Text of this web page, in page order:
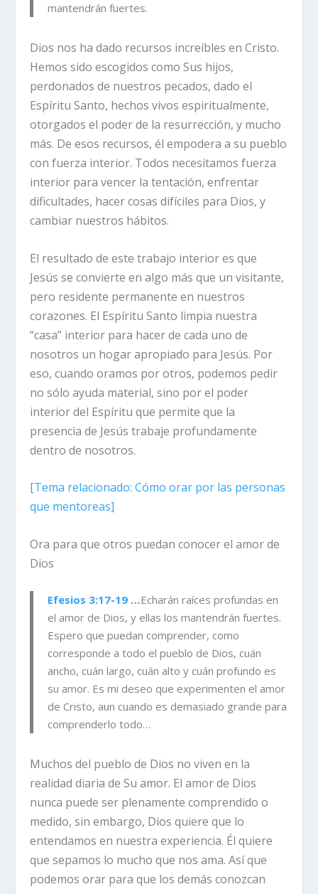
mantendrán fuertes.
Dios nos ha dado recursos increíbles en Cristo.
Hemos sido escogidos como Sus hijos,
perdonados de nuestros pecados, dado el
Espíritu Santo, hechos vivos espiritualmente,
otorgados el poder de la resurrección, y mucho
más. De esos recursos, él empodera a su pueblo
con fuerza interior. Todos necesitamos fuerza
interior para vencer la tentación, enfrentar
dificultades, hacer cosas difíciles para Dios, y
cambiar nuestros hábitos.
El resultado de este trabajo interior es que
Jesús se convierte en algo más que un visitante,
pero residente permanente en nuestros
corazones. El Espíritu Santo limpia nuestra
“casa” interior para hacer de cada uno de
nosotros un hogar apropiado para Jesús. Por
eso, cuando oramos por otros, podemos pedir
no sólo ayuda material, sino por el poder
interior del Espíritu que permite que la
presencia de Jesús trabaje profundamente
dentro de nosotros.
[Tema relacionado: Cómo orar por las personas
que mentoreas]
Ora para que otros puedan conocer el amor de
Dios
Efesios 3:17-19 …Echarán raíces profundas en
el amor de Dios, y ellas los mantendrán fuertes.
Espero que puedan comprender, como
corresponde a todo el pueblo de Dios, cuán
ancho, cuán largo, cuán alto y cuán profundo es
su amor. Es mi deseo que experimenten el amor
de Cristo, aun cuando es demasiado grande para
comprenderlo todo…
Muchos del pueblo de Dios no viven en la
realidad diaria de Su amor. El amor de Dios
nunca puede ser plenamente comprendido o
medido, sin embargo, Dios quiere que lo
entendamos en nuestra experiencia. Él quiere
que sepamos lo mucho que nos ama. Así que
podemos orar para que los demás conozcan